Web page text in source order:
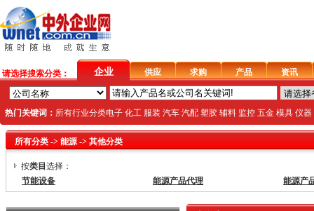
请选择搜索分类： 企业 供应 求购 产品 资讯
热门关键词： 所有行业分类电子 化工 服装 汽车 汽配 塑胶 辅料 监控 五金 模具 仪器
所有分类 -> 能源-> 其他分类
按类目 选择：
节能设备
能源产品代理 能源产